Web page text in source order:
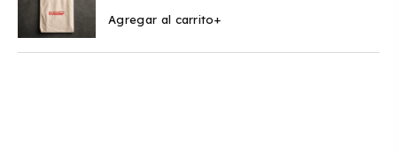
Agregar al carrito+